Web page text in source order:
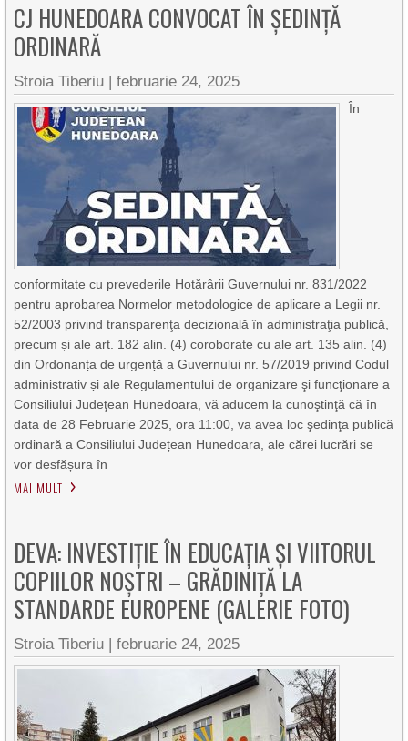
CJ HUNEDOARA CONVOCAT ÎN ȘEDINȚĂ
ORDINARĂ
Stroia Tiberiu |februarie 24, 2025
În
conformitate cu prevederile Hotărârii Guvernului nr. 831/2022
pentru aprobarea Normelor metodologice de aplicare a Legii nr.
52/2003 privind transparenţa decizională în administraţia publică,
precum și ale art. 182 alin. (4) coroborate cu ale art. 135 alin. (4)
din Ordonanța de urgență a Guvernului nr. 57/2019 privind Codul
administrativ și ale Regulamentului de organizare şi funcţionare a
Consiliului Judeţean Hunedoara, vă aducem la cunoştinţă că în
data de 28 Februarie 2025, ora 11:00, va avea loc şedinţa publică
ordinară a Consiliului Județean Hunedoara, ale cărei lucrări se
vor desfășura în
MAI MULT
DEVA: INVESTIȚIE ÎN EDUCAȚIA ȘI VIITORUL
COPIILOR NOȘTRI – GRĂDINIȚĂ LA
STANDARDE EUROPENE (GALERIE FOTO)
Stroia Tiberiu |februarie 24, 2025